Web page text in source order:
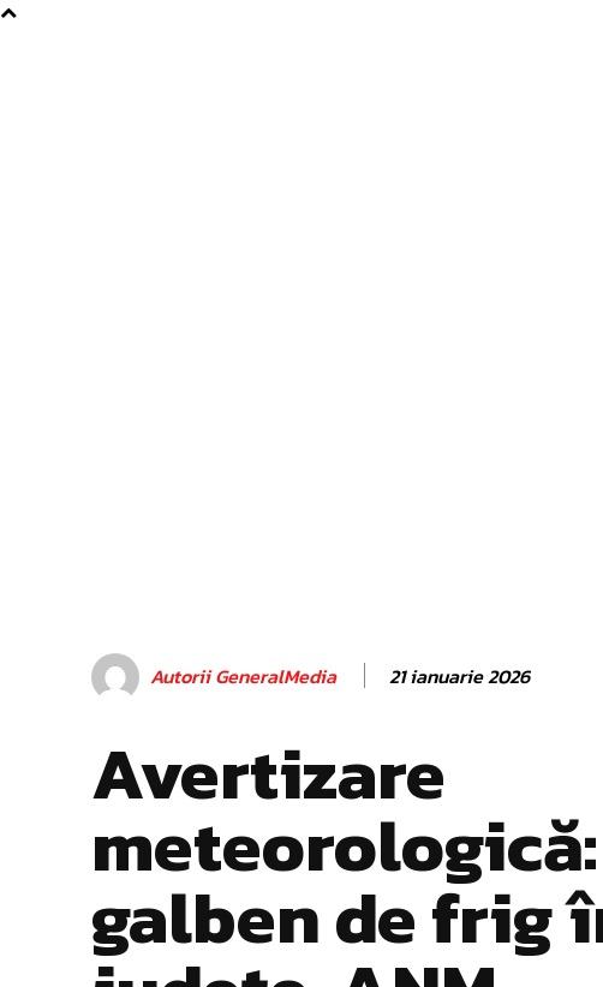
Autorii GeneralMedia 21 ianuarie 2026
Avertizare
galben de frig